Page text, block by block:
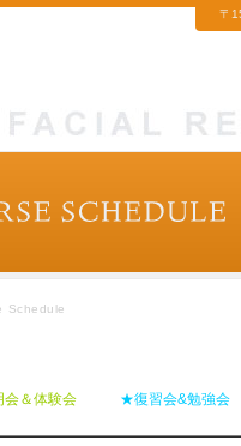
〒
Schedule
会＆体験会 ★復習会&勉